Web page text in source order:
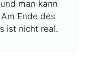
man kann
Ende des
ist nicht real.